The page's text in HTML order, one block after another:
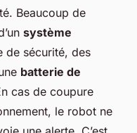
Beaucoup de
système
de sécurité, des
batterie de
cas de coupure
le robot ne